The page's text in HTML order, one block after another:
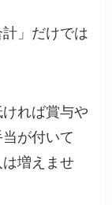
」だけでは
れば賞与や
が付いて
増えませ